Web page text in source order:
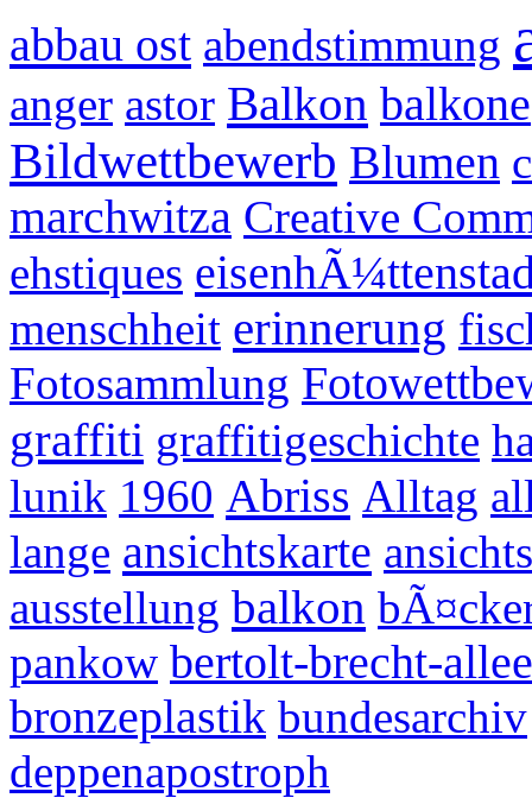
abbau ost abendstimmung
anger astor Balkon balkone
Bildwettbewerb Blumen
marchwitza Creative
ehstiques
menschheit erinnerung
Fotosammlung
graffiti graffitigeschichte
lunik 1960 Abriss Alltag
lange ansichtskarte
ausstellung balkon
pankow bertolt-brecht-allee
bronzeplastik bundesarchiv
deppenapostroph